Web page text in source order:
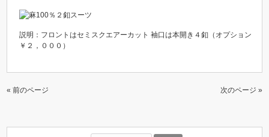
説明：フロントはセミスクエアーカット 袖口は本開き４釦（オプション
￥２，０００）
« 前のページ 次のページ »